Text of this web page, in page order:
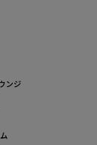
ンジ